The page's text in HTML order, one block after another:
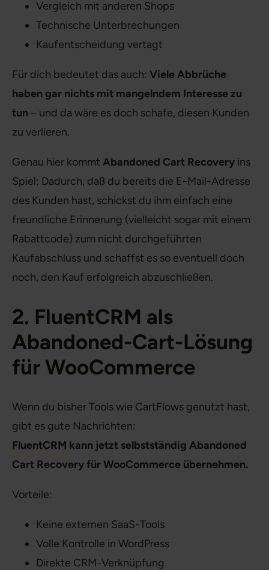
Vergleich mit anderen Shops
Technische Unterbrechungen
Kaufentscheidung vertagt
Für dich bedeutet das auch: Viele Abbrüche
haben gar nichts mit mangelndem Interesse zu
tun – und da wäre es doch schafe, diesen Kunden
zu verlieren.
Genau hier kommt Abandoned Cart Recovery ins
Spiel: Dadurch, daß du bereits die E-Mail-Adresse
des Kunden hast, schickst du ihm einfach eine
freundliche Erinnerung (vielleicht sogar mit einem
Rabattcode) zum nicht durchgeführten
Kaufabschluss und schaffst es so eventuell doch
noch, den Kauf erfolgreich abzuschließen.
2. FluentCRM als
Abandoned-Cart-Lösung
für WooCommerce
Wenn du bisher Tools wie CartFlows genutzt hast,
gibt es gute Nachrichten:
FluentCRM kann jetzt selbstständig Abandoned
Cart Recovery für WooCommerce übernehmen.
Vorteile:
Keine externen SaaS-Tools
Volle Kontrolle in WordPress
Direkte CRM-Verknüpfung